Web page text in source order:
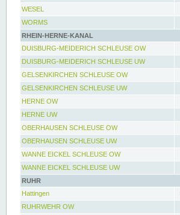
WESEL
WORMS
RHEIN-HERNE-KANAL
DUISBURG-MEIDERICH SCHLEUSE OW
DUISBURG-MEIDERICH SCHLEUSE UW
GELSENKIRCHEN SCHLEUSE OW
GELSENKIRCHEN SCHLEUSE UW
HERNE OW
HERNE UW
OBERHAUSEN SCHLEUSE OW
OBERHAUSEN SCHLEUSE UW
WANNE EICKEL SCHLEUSE OW
WANNE EICKEL SCHLEUSE UW
RUHR
Hattingen
RUHRWEHR OW